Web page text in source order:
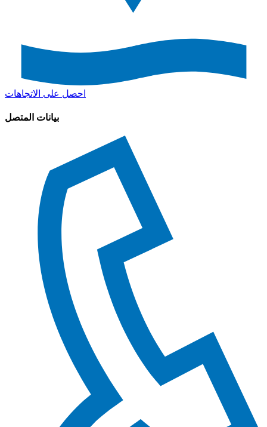
احصل على الاتجاهات
بيانات المتصل